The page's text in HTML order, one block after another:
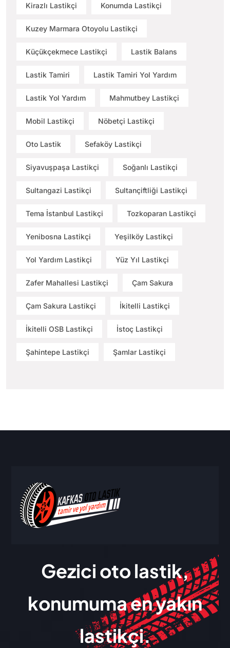
Kirazlı Lastikçi Konumda Lastikçi
Kuzey Marmara Otoyolu Lastikçi
Küçükçekmece Lastikçi Lastik Balans
Lastik Tamiri Lastik Tamiri Yol Yardım
Lastik Yol Yardım Mahmutbey Lastikçi
Mobil Lastikçi Nöbetçi Lastikçi
Oto Lastik Sefaköy Lastikçi
Siyavuşpaşa Lastikçi Soğanlı Lastikçi
Sultangazi Lastikçi Sultançiftliği Lastikçi
Tema İstanbul Lastikçi Tozkoparan Lastikçi
Yenibosna Lastikçi Yeşilköy Lastikçi
Yol Yardım Lastikçi Yüz Yıl Lastikçi
Zafer Mahallesi Lastikçi Çam Sakura
Çam Sakura Lastikçi İkitelli Lastikçi
İkitelli OSB Lastikçi İstoç Lastikçi
Şahintepe Lastikçi Şamlar Lastikçi
Gezici oto lastik,
konumuma en yakın
lastikçi.